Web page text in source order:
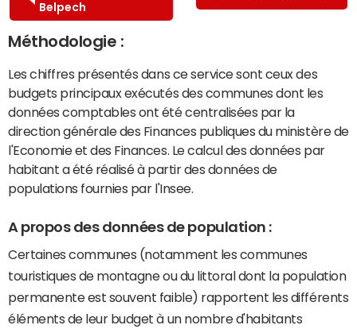
Belpech
Méthodologie :
Les chiffres présentés dans ce service sont ceux des
budgets principaux exécutés des communes dont les
données comptables ont été centralisées par la
direction générale des Finances publiques du ministère de
l'Economie et des Finances. Le calcul des données par
habitant a été réalisé à partir des données de
populations fournies par l'Insee.
A propos des données de population :
Certaines communes (notamment les communes
touristiques de montagne ou du littoral dont la population
permanente est souvent faible) rapportent les différents
éléments de leur budget à un nombre d'habitants